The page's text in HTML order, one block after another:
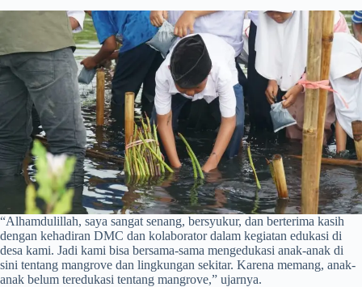
“Alhamdulillah, saya sangat senang, bersyukur, dan berterima kasih
dengan kehadiran DMC dan kolaborator dalam kegiatan edukasi di
desa kami. Jadi kami bisa bersama-sama mengedukasi anak-anak di
sini tentang mangrove dan lingkungan sekitar. Karena memang, anak-
anak belum teredukasi tentang mangrove,” ujarnya.